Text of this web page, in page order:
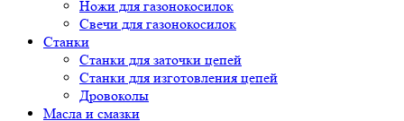
Ножи для газонокосилок
Свечи для газонокосилок
Станки
Cтанки для заточки цепей
Станки для изготовления цепей
Дровоколы
Масла и смазки